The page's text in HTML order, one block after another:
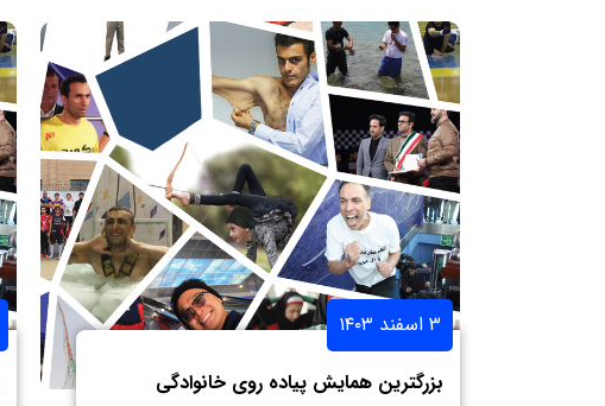
۳ اسفند ۱۴۰۳
بزرگترین همایش پیاده روی خانوادگی